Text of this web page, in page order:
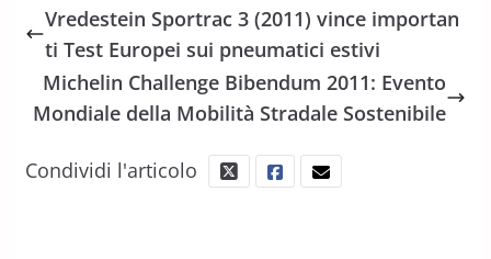
Vredestein Sportrac 3 (2011) vince importan
ti Test Europei sui pneumatici estivi
Michelin Challenge Bibendum 2011: Evento
Mondiale della Mobilità Stradale Sostenibile
Condividi l'articolo